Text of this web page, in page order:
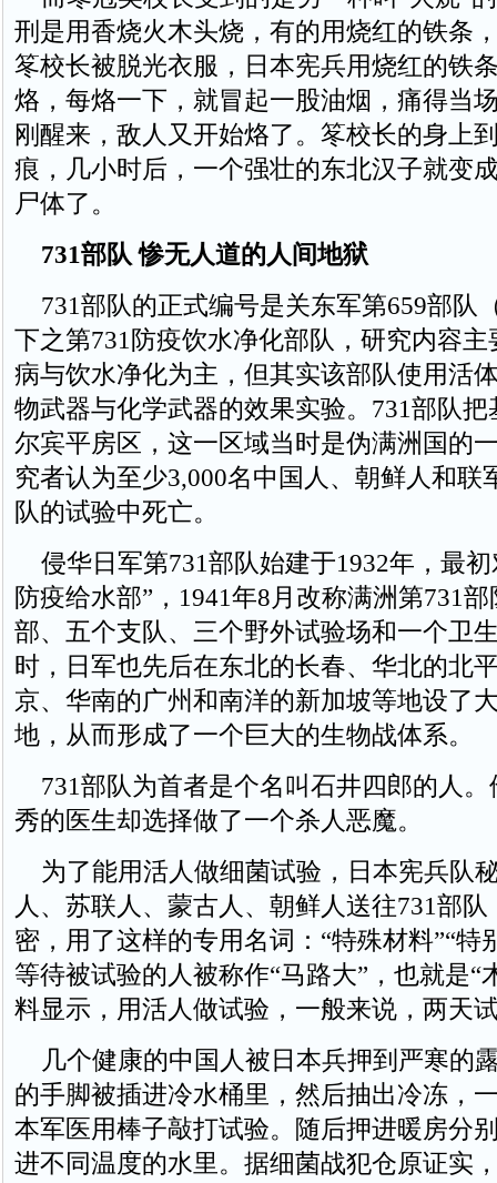
刑是用香烧火木头烧，有的用烧红的铁条
笗校长被脱光衣服，日本宪兵用烧红的铁
烙，每烙一下，就冒起一股油烟，痛得当
刚醒来，敌人又开始烙了。笗校长的身上
痕，几小时后，一个强壮的东北汉子就变
尸体了。
731部队 惨无人道的人间地狱
731部队的正式编号是关东军第659部队
下之第731防疫饮水净化部队，研究内容
病与饮水净化为主，但其实该部队使用活
物武器与化学武器的效果实验。731部队
尔宾平房区，这一区域当时是伪满洲国的
究者认为至少3,000名中国人、朝鲜人和联
队的试验中死亡。
侵华日军第731部队始建于1932年，最初
防疫给水部”，1941年8月改称满洲第731
部、五个支队、三个野外试验场和一个卫
时，日军也先后在东北的长春、华北的北
京、华南的广州和南洋的新加坡等地设了
地，从而形成了一个巨大的生物战体系。
731部队为首者是个名叫石井四郎的人。
秀的医生却选择做了一个杀人恶魔。
为了能用活人做细菌试验，日本宪兵队
人、苏联人、蒙古人、朝鲜人送往731部
密，用了这样的专用名词：“特殊材料”“特
等待被试验的人被称作“马路大”，也就是“
料显示，用活人做试验，一般来说，两天
几个健康的中国人被日本兵押到严寒的
的手脚被插进冷水桶里，然后抽出冷冻，
本军医用棒子敲打试验。随后押进暖房分
进不同温度的水里。据细菌战犯仓原证实